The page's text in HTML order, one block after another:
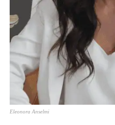
Eleonora Anselmi